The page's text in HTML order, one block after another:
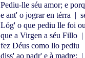
Pediu-lle séu amor; e
e ant' o jograr en térra |
Lóg' o que pediu lle foi
que a Virgen a séu Fillo |
fez Déus como llo pediu
diss' ao padr' e à madre; |